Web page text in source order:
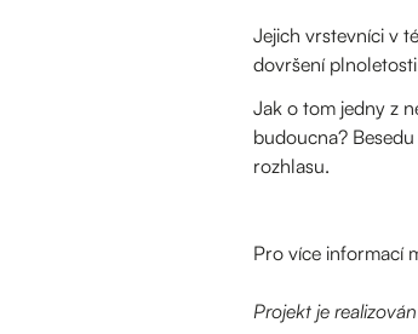
Jejich vrstevníci v
dovršení
Jak o tom jedny z
budoucna?
rozhlasu.
Pro více informací
Projekt je